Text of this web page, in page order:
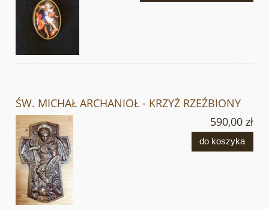
ŚW. MICHAŁ ARCHANIOŁ - KRZYŻ RZEŹBIONY
590,00 zł
do koszyka